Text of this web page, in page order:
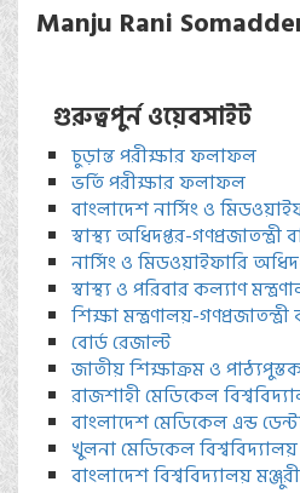
Manju Rani
গুরুত্বপুর্ন ওয়েবসাইট
চুড়ান্ত পরীক্ষার ফলাফল
ভর্তি পরীক্ষার ফলাফল
বাংলাদেশ নার্সিং ও
স্বাস্থ্য অধিদপ্তর-
নার্সিং ও মিডওয়াইফারি
স্বাস্থ্য ও পরিবার কল্যাণ
শিক্ষা মন্ত্রণালয়-
বোর্ড রেজাল্ট
জাতীয় শিক্ষাক্রম ও
রাজশাহী মেডিকেল
বাংলাদেশ মেডিকেল এন্ড
খুলনা মেডিকেল বিশ্ববিদ্যালয়
বাংলাদেশ বিশ্ববিদ্যালয়